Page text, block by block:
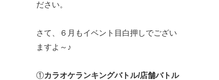
ださい。
さて、６月もイベント目白押しでござい
ますよ～♪
①カラオケランキングバトル/店舗バトル